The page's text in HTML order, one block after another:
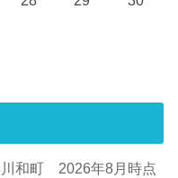
川和町 2026年8月時点